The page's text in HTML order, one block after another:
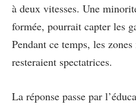
à deux vitesses. Une
formée, pourrait capter les
Pendant ce temps, les
resteraient spectatrices.
La réponse passe par